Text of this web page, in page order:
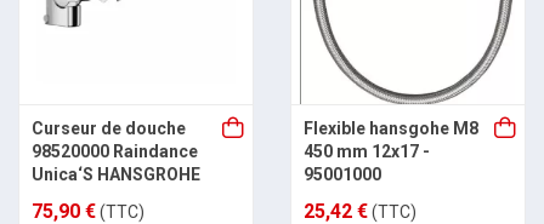
Curseur de douche
98520000 Raindance
Unica‘S HANSGROHE
75,90 €(TTC)
Flexible hansgohe M8
450 mm 12x17 -
95001000
25,42 €(TTC)